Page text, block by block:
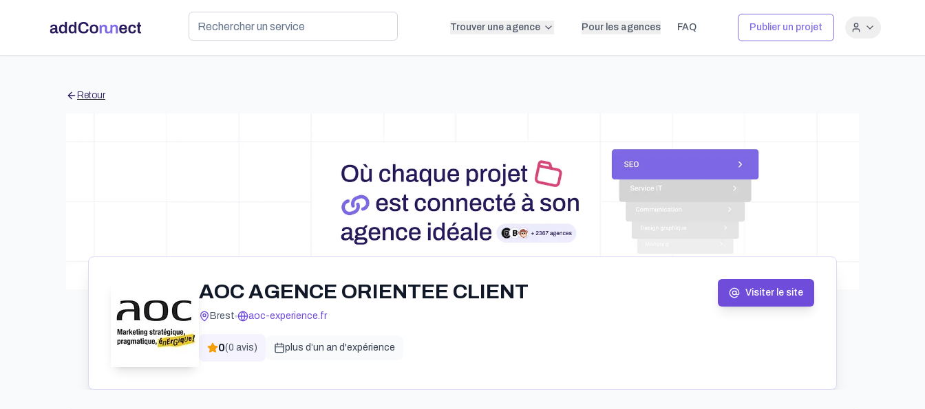
Trouver une agence Pour les agences FAQ Publier un projet
Retour
AOC AGENCE ORIENTEE CLIENT
Brest aoc-experience.fr
0(0 avis) plus d’un an d'expérience
Visiter le site